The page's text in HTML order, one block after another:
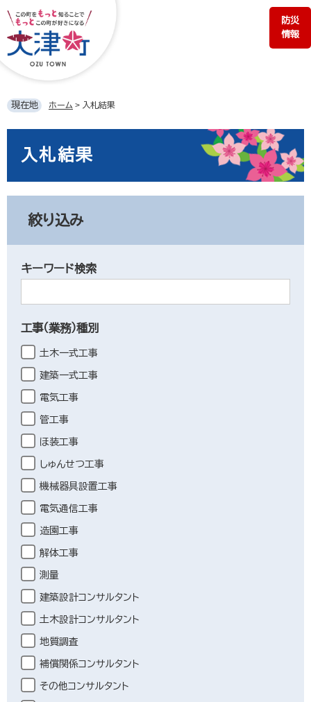
ジ
の
す。
ュ
ー
し
防災
情報
現在地 ホーム > 入札結果
入札結果
絞り込み
キーワード検索
工事（業務）種別
土木一式工事
建築一式工事
電気工事
管工事
ほ装工事
しゅんせつ工事
機械器具設置工事
電気通信工事
造園工事
解体工事
測量
建築設計コンサルタント
土木設計コンサルタント
地質調査
補償関係コンサルタント
その他コンサルタント